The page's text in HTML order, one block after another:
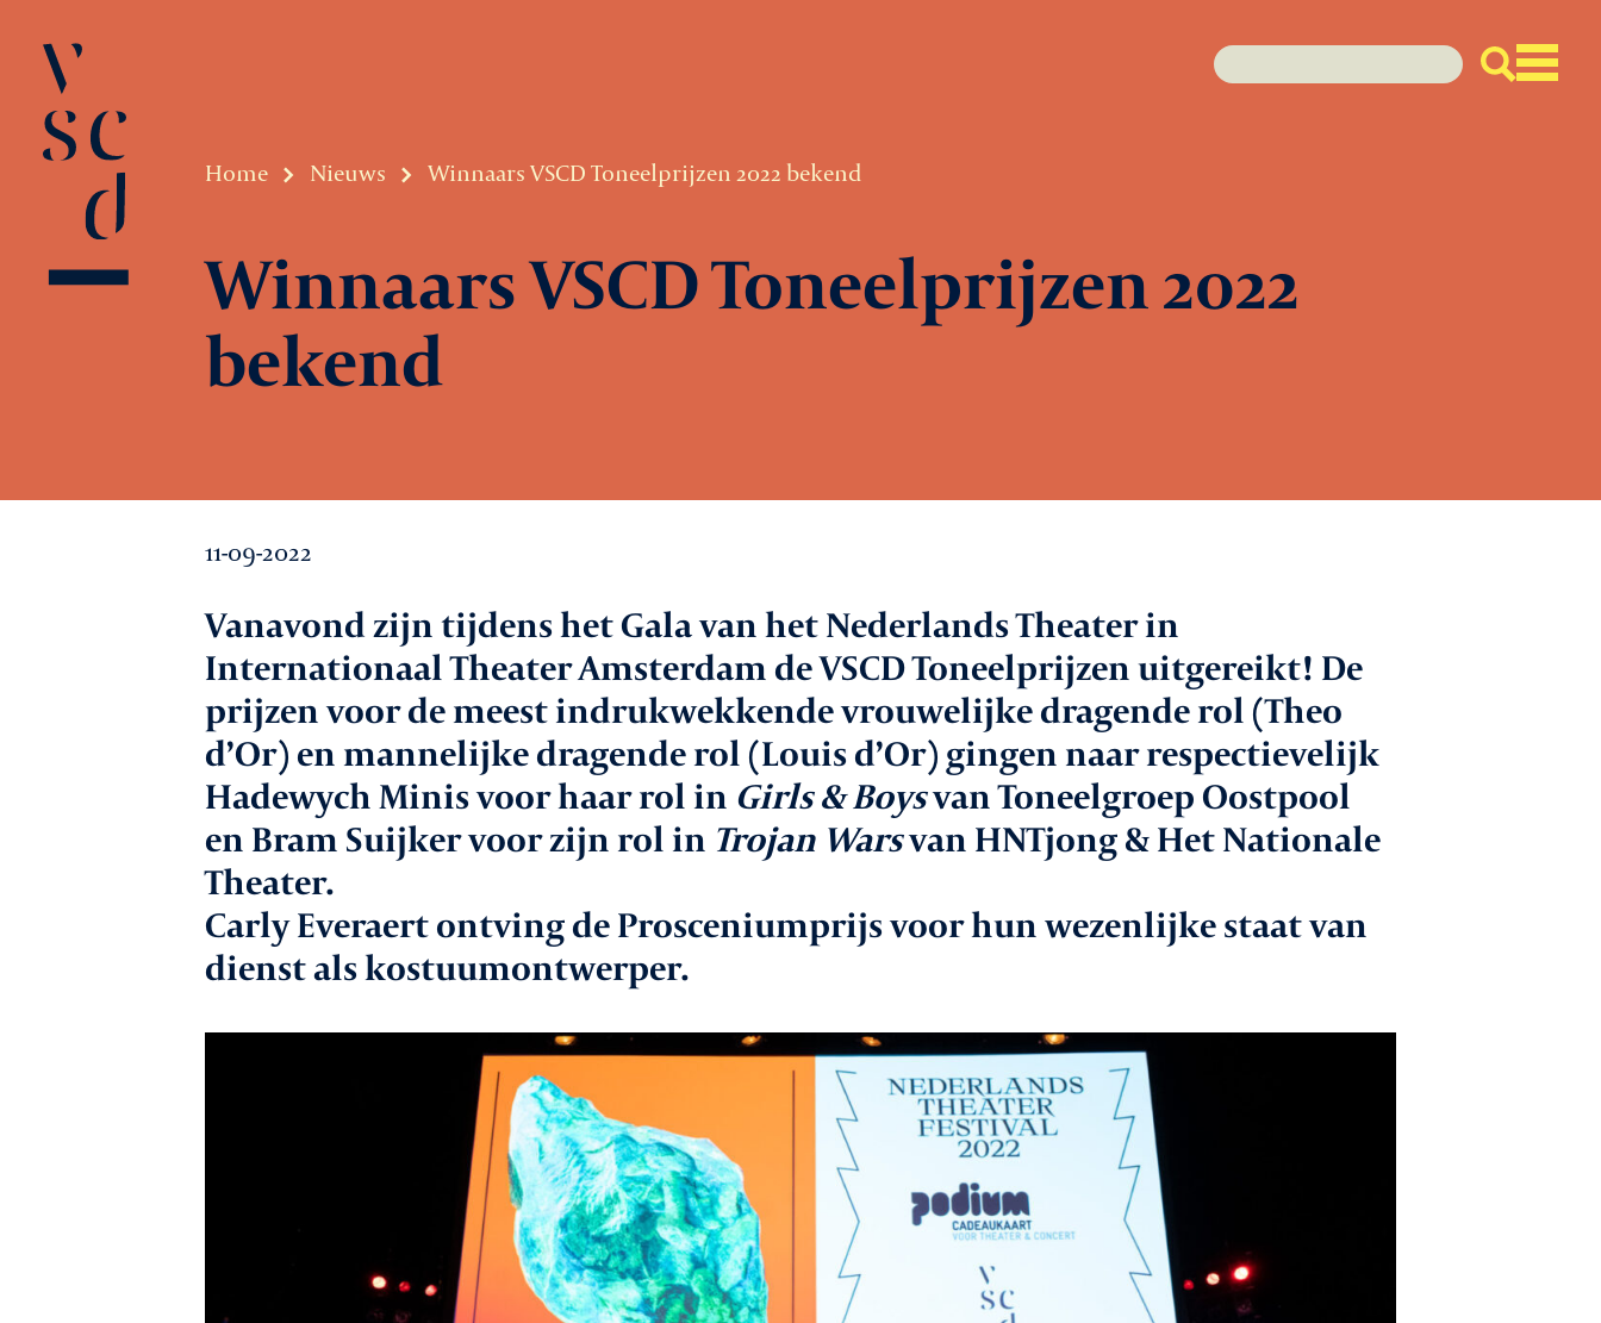
Over VSCD
Belangenbehartiging
Werkgeverszaken
Promotie
Netwerk & service
Lid worden
leden
Vacatures
Contact
Aanmelden nieuwsbrief
Home Nieuws Winnaars VSCD Toneelprijzen 2022 bekend
Winnaars VSCD Toneelprijzen 2022
bekend
11-09-2022
Vanavond zijn tijdens het Gala van het Nederlands Theater in
Internationaal Theater Amsterdam de VSCD Toneelprijzen uitgereikt! De
prijzen voor de meest indrukwekkende vrouwelijke dragende rol (Theo
d’Or) en mannelijke dragende rol (Louis d’Or) gingen naar respectievelijk
Hadewych Minis voor haar rol in Girls & Boysvan Toneelgroep Oostpool
en Bram Suijker voor zijn rol in Trojan Warsvan HNTjong & Het Nationale
Theater.
Carly Everaert ontving de Prosceniumprijs voor hun wezenlijke staat van
dienst als kostuumontwerper.